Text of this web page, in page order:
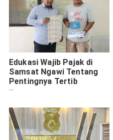
Edukasi Wajib Pajak di
Samsat Ngawi Tentang
Pentingnya Tertib
Administrasi Kendaraan
Raharja